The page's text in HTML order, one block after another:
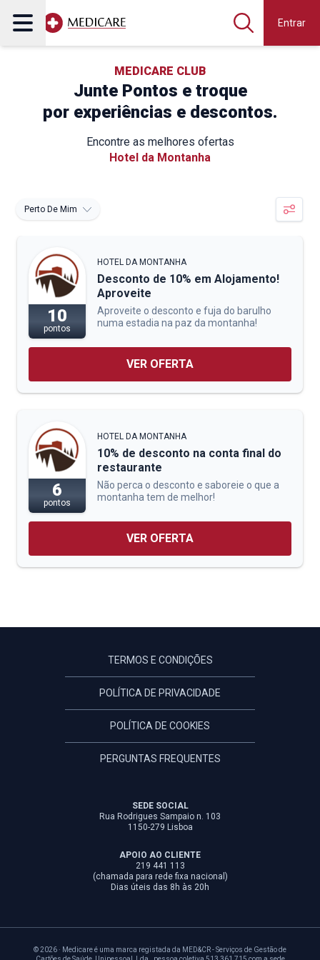
Entrar
MEDICARE CLUB
Junte Pontos e troque
por experiências e descontos.
Encontre as melhores ofertas
Hotel da Montanha
Perto De Mim
10
pontos
HOTEL DA MONTANHA
Desconto de 10% em Alojamento!
Aproveite
Aproveite o desconto e fuja do barulho
numa estadia na paz da montanha!
VER OFERTA
6
pontos
HOTEL DA MONTANHA
10% de desconto na conta final do
restaurante
Não perca o desconto e saboreie o que a
montanha tem de melhor!
VER OFERTA
TERMOS E CONDIÇÕES
POLÍTICA DE PRIVACIDADE
POLÍTICA DE COOKIES
PERGUNTAS FREQUENTES
SEDE SOCIAL
Rua Rodrigues Sampaio n. 103
1150-279 Lisboa
APOIO AO CLIENTE
219 441 113
(chamada para rede fixa nacional)
Dias úteis das 8h às 20h
© 2026 · Medicare é uma marca registada da MED&CR - Serviços de Gestão de